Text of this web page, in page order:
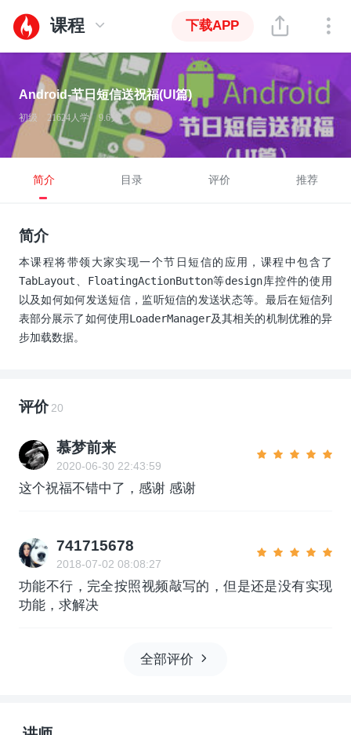
课程 下载APP
Android-节日短信送祝福(UI篇)
初级 21624人学 9.6分
简介 目录 评价 推荐
简介
本课程将带领大家实现一个节日短信的应用，课程中包含了
TabLayout、FloatingActionButton等design库控件的使用
以及如何如何发送短信，监听短信的发送状态等。最后在短信列
表部分展示了如何使用LoaderManager及其相关的机制优雅的异
步加载数据。
评价 20
慕梦前来
2020-06-30 22:43:59
这个祝福不错中了，感谢 感谢
741715678
2018-07-02 08:08:27
功能不行，完全按照视频敲写的，但是还是没有实现
功能，求解决
全部评价